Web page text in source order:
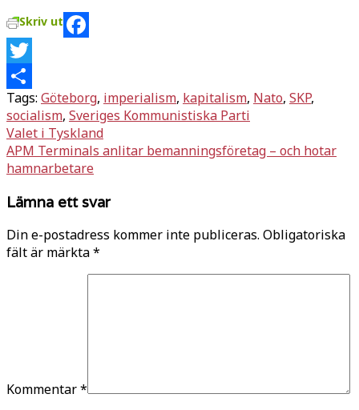
Skriv ut
Facebook
Twitter
Dela
Tags: Göteborg, imperialism, kapitalism, Nato, SKP,
socialism, Sveriges Kommunistiska Parti
Inläggsnavigering
Valet i Tyskland
APM Terminals anlitar bemanningsföretag – och hotar
hamnarbetare
Lämna ett svar
Din e-postadress kommer inte publiceras. Obligatoriska
fält är märkta*
Kommentar*